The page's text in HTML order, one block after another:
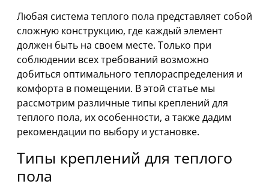
Любая система теплого пола представляет собой
сложную конструкцию, где каждый элемент
должен быть на своем месте. Только при
соблюдении всех требований возможно
добиться оптимального теплораспределения и
комфорта в помещении. В этой статье мы
рассмотрим различные типы креплений для
теплого пола, их особенности, а также дадим
рекомендации по выбору и установке.
Типы креплений для теплого
пола